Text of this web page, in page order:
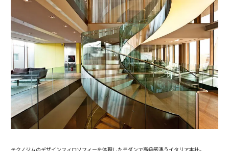
テクノジムのデザインフィロソフィーを体現したモダンで高級感漂うイタリア本社。